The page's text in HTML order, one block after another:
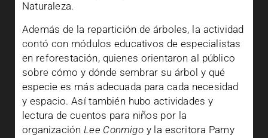
Naturaleza.
Además de la repartición de árboles, la actividad
contó con módulos educativos de especialistas
en reforestación, quienes orientaron al público
sobre cómo y dónde sembrar su árbol y qué
especie es más adecuada para cada necesidad
y espacio. Así también hubo actividades y
lectura de cuentos para niños por la
organizaciónLee Conmigo y la escritora Pamy